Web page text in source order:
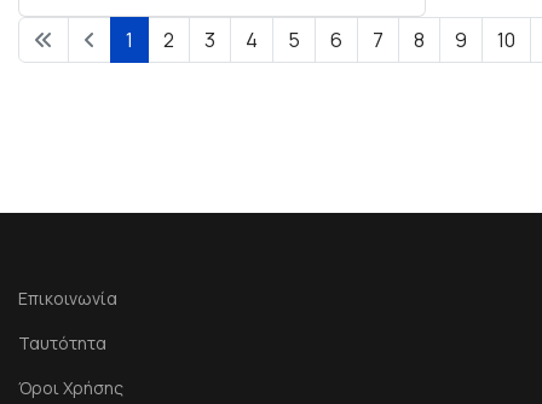
Σελίδα 1 από 23
1 2 3 4 5 6 7 8 9 10
Επικοινωνία
Ταυτότητα
Όροι Χρήσης